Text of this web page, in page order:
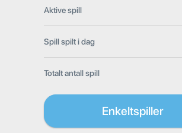
Aktive spill
Spill spilt i dag
Totalt antall spill
Enkeltspiller